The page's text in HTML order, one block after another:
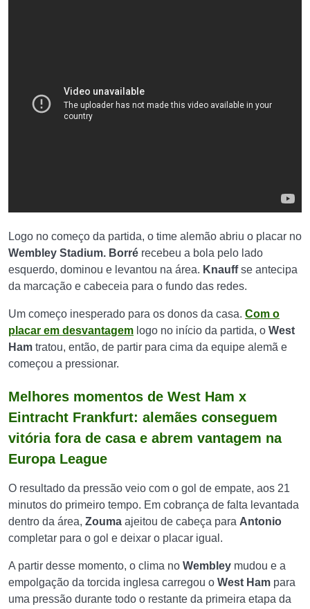
Logo no começo da partida, o time alemão abriu o placar no
Wembley Stadium. Borré recebeu a bola pelo lado
esquerdo, dominou e levantou na área. Knauffse antecipa
da marcação e cabeceia para o fundo das redes.
Um começo inesperado para os donos da casa. Com o
placar em desvantagem logo no início da partida, o West
Ham tratou, então, de partir para cima da equipe alemã e
começou a pressionar.
Melhores momentos de West Ham x
Eintracht Frankfurt: alemães conseguem
vitória fora de casa e abrem vantagem na
Europa League
O resultado da pressão veio com o gol de empate, aos 21
minutos do primeiro tempo. Em cobrança de falta levantada
dentro da área, Zouma ajeitou de cabeça para Antonio
completar para o gol e deixar o placar igual.
A partir desse momento, o clima no Wembley mudou e a
empolgação da torcida inglesa carregou o West Ham para
uma pressão durante todo o restante da primeira etapa da